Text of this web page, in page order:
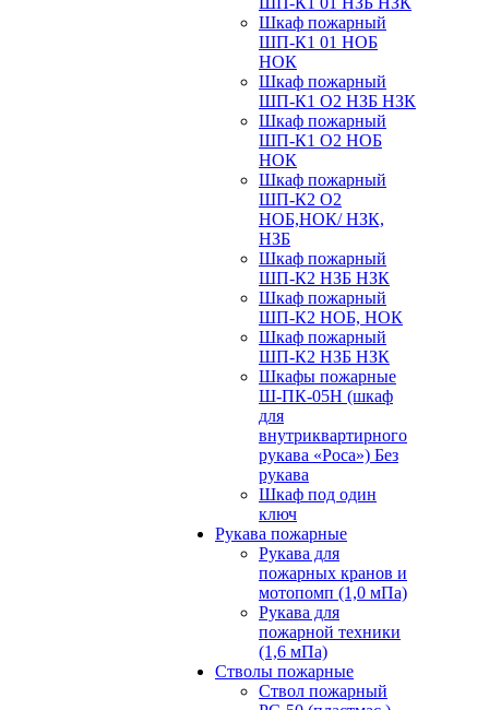
Шкаф пожарный
ШП-К1 01 НОБ
НОК
Шкаф пожарный
ШП-К1 О2 НЗБ НЗК
Шкаф пожарный
ШП-К1 О2 НОБ
НОК
Шкаф пожарный
ШП-К2 О2
НОБ,НОК/ НЗК,
НЗБ
Шкаф пожарный
ШП-К2 НЗБ НЗК
Шкаф пожарный
ШП-К2 НОБ, НОК
Шкаф пожарный
ШП-К2 НЗБ НЗК
Шкафы пожарные
Ш-ПК-05Н (шкаф
для
внутриквартирного
рукава «Роса») Без
рукава
Шкаф под один
ключ
Рукава пожарные
Рукава для
пожарных кранов и
мотопомп (1,0 мПа)
Рукава для
пожарной техники
(1,6 мПа)
Стволы пожарные
Ствол пожарный